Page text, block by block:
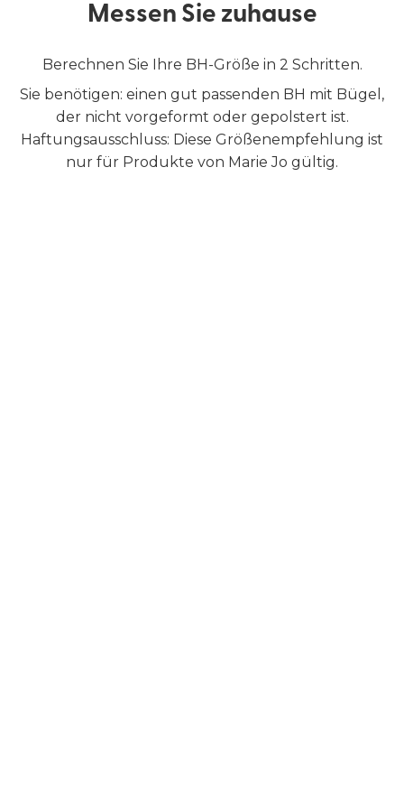
Messen Sie zuhause
Berechnen Sie Ihre BH-Größe in 2 Schritten.
Sie benötigen: einen gut passenden BH mit Bügel,
der nicht vorgeformt oder gepolstert ist.
Haftungsausschluss: Diese Größenempfehlung ist
nur für Produkte von Marie Jo gültig.